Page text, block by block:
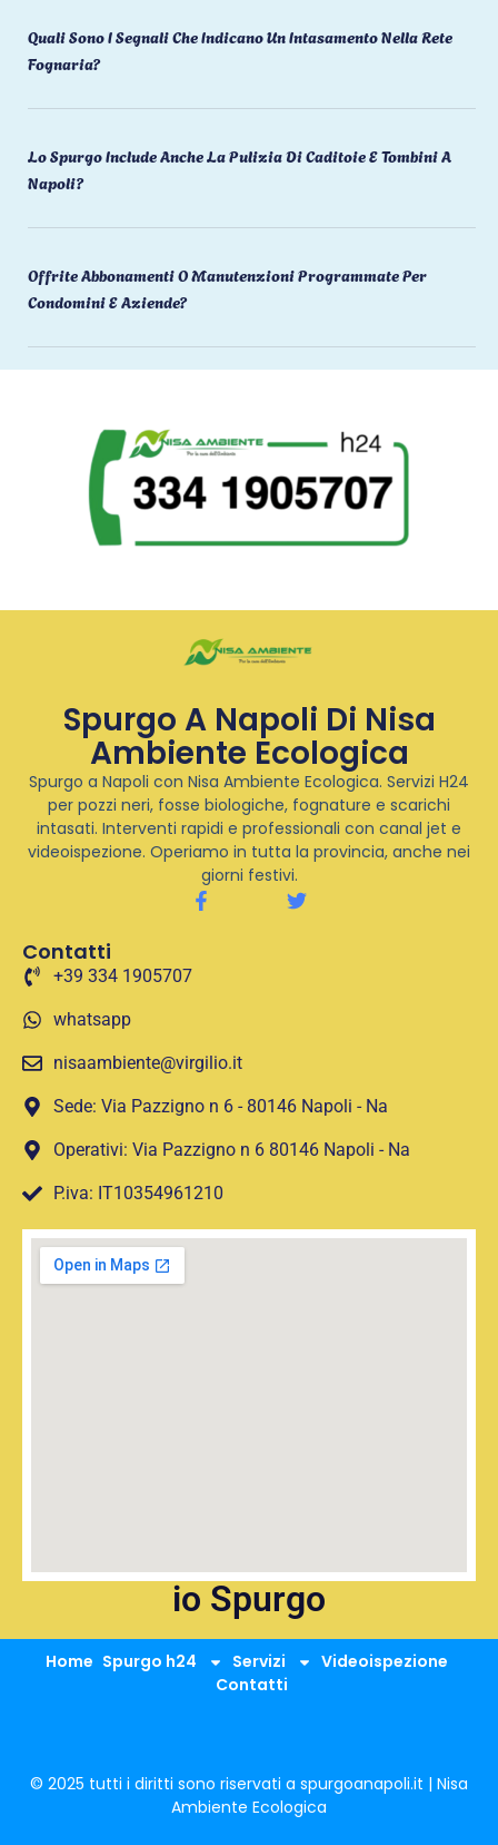
Quali Sono I Segnali Che Indicano Un Intasamento Nella Rete
Fognaria?
Lo Spurgo Include Anche La Pulizia Di Caditoie E Tombini A
Napoli?
Offrite Abbonamenti O Manutenzioni Programmate Per
Condomini E Aziende?
Spurgo A Napoli Di Nisa
Ambiente Ecologica
Spurgo a Napoli con Nisa Ambiente Ecologica. Servizi H24
per pozzi neri, fosse biologiche, fognature e scarichi
intasati. Interventi rapidi e professionali con canal jet e
videoispezione. Operiamo in tutta la provincia, anche nei
giorni festivi.
Contatti
+39 334 1905707
whatsapp
nisaambiente@virgilio.it
Sede: Via Pazzigno n 6 - 80146 Napoli - Na
Operativi: Via Pazzigno n 6 80146 Napoli - Na
P.iva: IT10354961210
io Spurgo
Home Spurgo h24 Servizi
Videoispezione
Contatti
© 2025 tutti i diritti sono riservati a spurgoanapoli.it | Nisa
Ambiente Ecologica